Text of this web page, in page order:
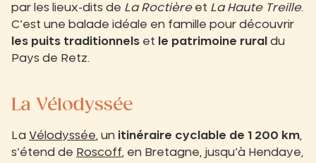
par les lieux-dits de La Roctièreet La Haute Treille.
C’est une balade idéale en famille pour découvrir
les puits traditionnels et le patrimoine rural du
Pays de Retz.
La Vélodyssée
La Vélodyssée, un itinéraire cyclable de 1 200 km,
s’étend de Roscoff, en Bretagne, jusqu’à Hendaye,